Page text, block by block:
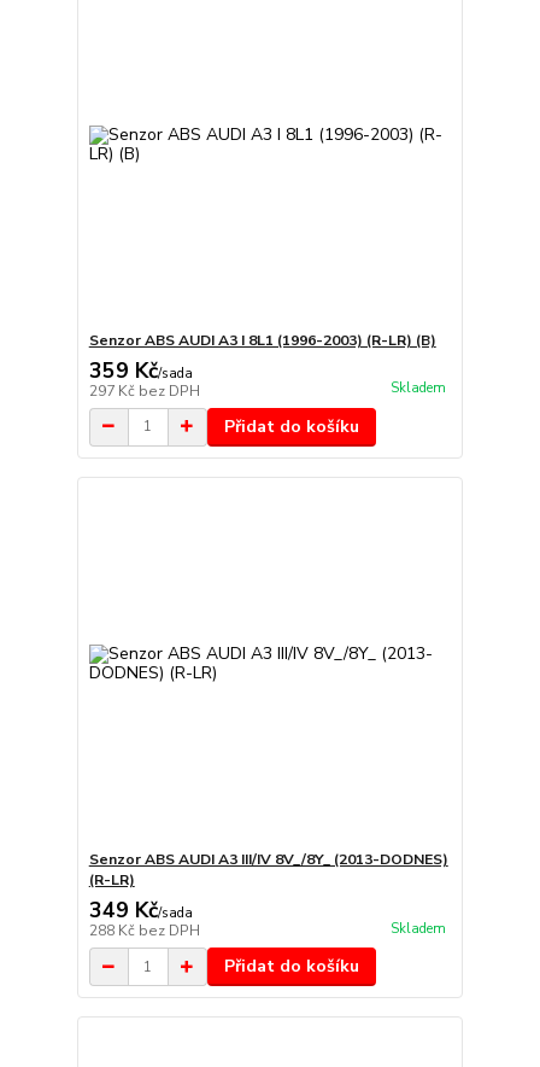
Senzor ABS AUDI A3 I 8L1 (1996-2003) (R-LR) (B)
359 Kč/sada
297 Kč bez DPH Skladem
Přidat do košíku
Senzor ABS AUDI A3 III/IV 8V_/8Y_ (2013-DODNES)
(R-LR)
349 Kč/sada
288 Kč bez DPH Skladem
Přidat do košíku